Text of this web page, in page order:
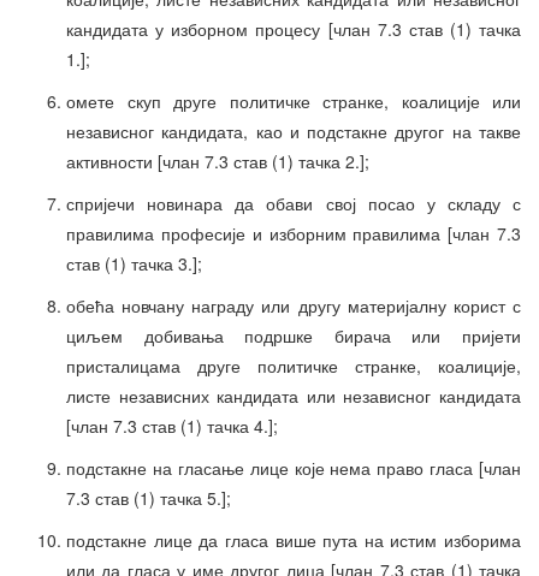
кандидата у изборном процесу [члан 7.3 став (1) тачка
1.];
омете скуп друге политичке странке, коалиције или
независног кандидата, као и подстакне другог на такве
активности [члан 7.3 став (1) тачка 2.];
спријечи новинара да обави свој посао у складу с
правилима професије и изборним правилима [члан 7.3
став (1) тачка 3.];
обећа новчану награду или другу материјалну корист с
циљем добивања подршке бирача или пријети
присталицама друге политичке странке, коалиције,
листе независних кандидата или независног кандидата
[члан 7.3 став (1) тачка 4.];
подстакне на гласање лице које нема право гласа [члан
7.3 став (1) тачка 5.];
подстакне лице да гласа више пута на истим изборима
или да гласа у име другог лица [члан 7.3 став (1) тачка